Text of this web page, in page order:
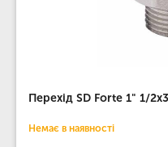
Перехід SD Forte 1" 1/
Немає в наявності